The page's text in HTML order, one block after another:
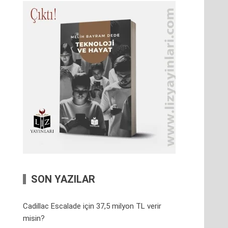
SON YAZILAR
Cadillac Escalade için 37,5 milyon TL verir
misin?